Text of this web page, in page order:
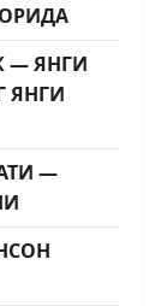
— ЯНГИ
ЯНГИ
—